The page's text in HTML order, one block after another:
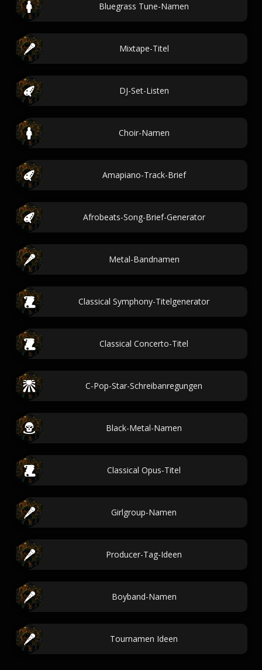
Bluegrass Tune-Namen
Mixtape-Titel
DJ-Set-Listen
Choir-Namen
Amapiano-Track-Brief
Afrobeats-Song-Brief-Generator
Metal-Bandnamen
Classical Symphony-Titelgenerator
Classical Concerto-Titel
C-Pop-Star-Schreibanregungen
Black-Metal-Namen
Classical Opus-Titel
Girlgroup-Namen
Producer-Tag-Ideen
Boyband-Namen
Tournamen Ideen